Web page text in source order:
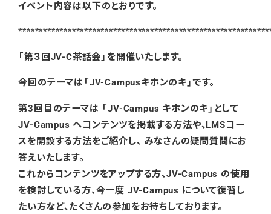
イベント内容は以下のとおりです。
「第３回JV-C茶話会」を開催いたします。
今回のテーマは「JV-Campusキホンのキ」です。
第3回目のテーマは 「JV-Campus キホンのキ」として
JV-Campus ヘコンテンツを掲載する方法や、LMSコー
スを開設する方法をご紹介し、 みなさんの疑問質問にお
答えいたします。
これからコンテンツをアップする方、JV-Campus の使用
を検討している方、今一度 JV-Campus について復習し
たい方など、たくさんの参加をお待ちしております。